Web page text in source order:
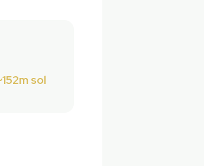
152m sol